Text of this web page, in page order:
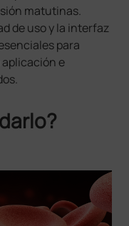
matutinas.
de uso y la interfaz
para
e